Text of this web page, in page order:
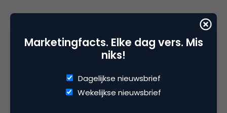
Gerelateerde artikelen
Gemeten en bewezen: zo
onderbouwt data pDOOH als
performancekanaal
Marketingfacts. Elke dag vers. Mis
niks!
Dagelijkse nieuwsbrief
Wekelijkse nieuwsbrief